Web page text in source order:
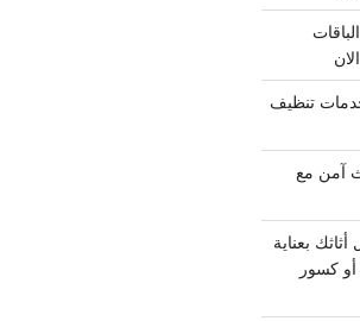
| أفضل الباقات
بـ40%خصم خدمات تنظيف
15% نقل أثاث آمن مع
نُنقل أثاثك بعناية
كسور